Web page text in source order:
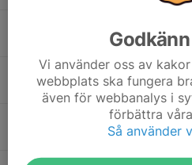
Tingbyskans B3
17:30
19:00
Träning Plan C3 P-16
Tingbyskans
Träning P-17
Tingbyskans
Vi använder oss av
webbplats ska fungera
även för webbanalys i
förbättra
Så använder